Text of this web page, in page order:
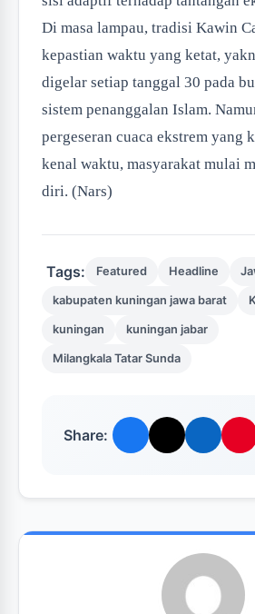
Di masa lampau, tradisi Kawin
kepastian waktu yang ketat,
digelar setiap tanggal 30 pada
sistem penanggalan Islam.
pergeseran cuaca ekstrem yang
kenal waktu, masyarakat mulai
diri. (Nars)
Tags: Featured Headline
kabupaten kuningan jawa barat
kuningan kuningan jabar
Milangkala Tatar Sunda
Share: